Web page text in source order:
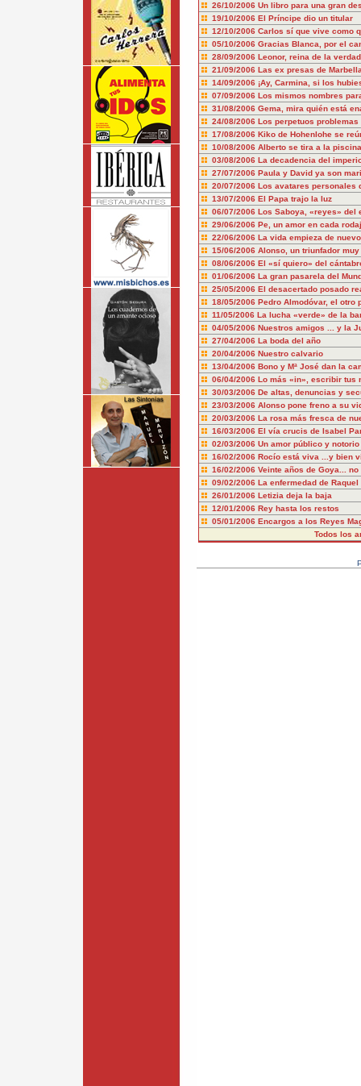
26/10/2006 Un libro para una gran
19/10/2006 El Príncipe dio un titular
12/10/2006 Carlos sí que vive como
05/10/2006 Gracias Blanca, por el
28/09/2006 Leonor, reina de la
21/09/2006 Las ex presas de
14/09/2006 ¡Ay, Carmina, si los
07/09/2006 Los mismos nombres
31/08/2006 Gema, mira quién está
24/08/2006 Los perpetuos problemas
17/08/2006 Kiko de Hohenlohe se
10/08/2006 Alberto se tira a la
03/08/2006 La decadencia del
27/07/2006 Paula y David ya son
20/07/2006 Los avatares personales
13/07/2006 El Papa trajo la luz
06/07/2006 Los Saboya, «reyes» del
29/06/2006 Pe, un amor en cada
22/06/2006 La vida empieza de
15/06/2006 Alonso, un triunfador
08/06/2006 El «sí quiero» del
01/06/2006 La gran pasarela del
25/05/2006 El desacertado posado
18/05/2006 Pedro Almodóvar, el otro
11/05/2006 La lucha «verde» de la
04/05/2006 Nuestros amigos ... y la
27/04/2006 La boda del año
20/04/2006 Nuestro calvario
13/04/2006 Bono y Mª José dan la
06/04/2006 Lo más «in», escribir tus
30/03/2006 De altas, denuncias y
23/03/2006 Alonso pone freno a su
20/03/2006 La rosa más fresca de
16/03/2006 El vía crucis de Isabel
02/03/2006 Un amor público y notorio
16/02/2006 Rocío está viva ...y bien
16/02/2006 Veinte años de Goya... no
09/02/2006 La enfermedad de Raquel
26/01/2006 Letizia deja la baja
12/01/2006 Rey hasta los restos
05/01/2006 Encargos a los Reyes
Todos los